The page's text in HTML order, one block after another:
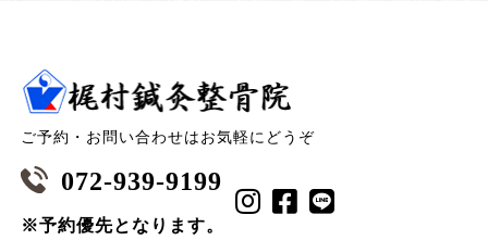
ご予約・お問い合わせはお気軽にどうぞ
072-939-9199
※予約優先となります。